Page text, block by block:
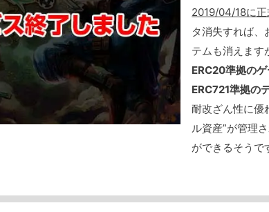
2019/04/18に正
タ消失すれば、
テムも消えます
ERC20準拠のゲ
ERC721準拠の
耐改ざん性に優
ル資産”が管理
ができるそうで